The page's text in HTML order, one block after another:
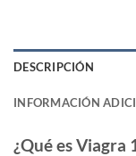
DESCRIPCIÓN
INFORMACIÓN
¿Qué es Viagra